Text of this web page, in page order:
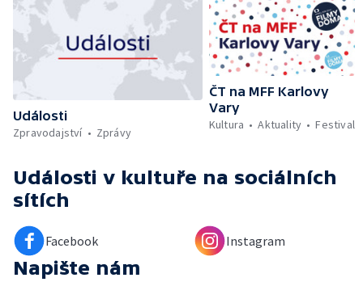
Události
Zpravodajství
Zprávy
ČT na MFF Karlovy
Vary
Kultura
Aktuality Festival
Události v kultuře na sociálních
sítích
Facebook Instagram
Napište nám